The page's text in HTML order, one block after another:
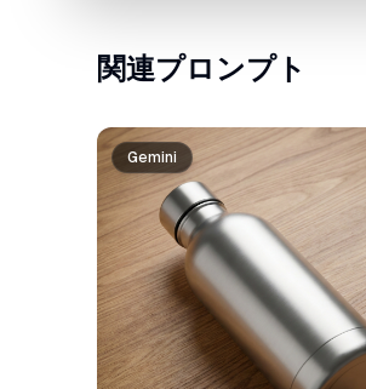
関連プロンプト
Gemini